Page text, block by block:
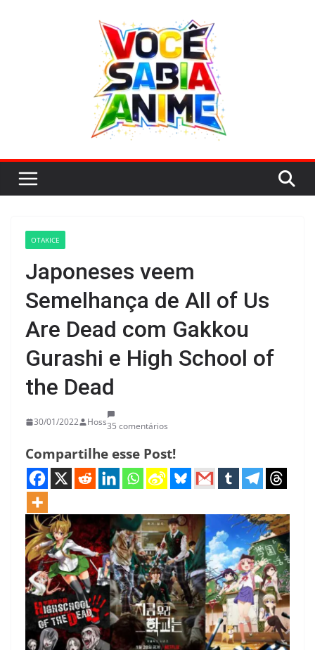
OTAKICE
Japoneses veem
Semelhança de All of Us
Are Dead com Gakkou
Gurashi e High School of
the Dead
30/01/2022 Hoss35 comentários
Compartilhe esse Post!